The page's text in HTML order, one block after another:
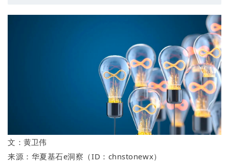
文：黄卫伟
来源：华夏基石e洞察（ID：chnstonewx）